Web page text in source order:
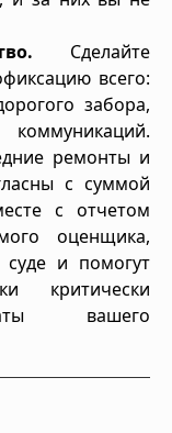
Сделайте
всего:
забора,
ремонты и
с суммой
с отчетом
оценщика,
и помогут
критически
вашего